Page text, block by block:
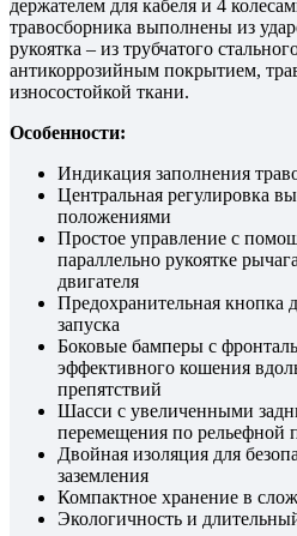
держателем для кабеля и 4
травосборника выполнены из
рукоятка – из трубчатого
антикоррозийным покрытием,
износостойкой ткани.
Особенности:
Индикация заполнения
Центральная регулировка
положениями
Простое управление с
параллельно рукоятке
двигателя
Предохранительная кнопка
запуска
Боковые бамперы с
эффективного кошения
препятствий
Шасси с увеличенными
перемещения по рельефной
Двойная изоляция для
заземления
Компактное хранение в
Экологичность и